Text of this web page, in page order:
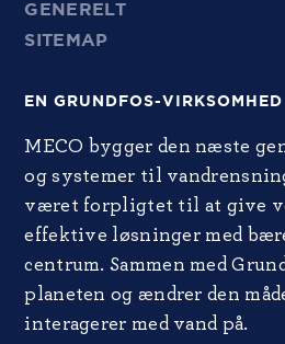
GENERELT
SITEMAP
EN GRUNDFOS-VIRKSOMHED
MECO bygger den næste
og systemer til
været forpligtet til at give
effektive løsninger med
centrum. Sammen med
planeten og ændrer den
interagerer med vand på.